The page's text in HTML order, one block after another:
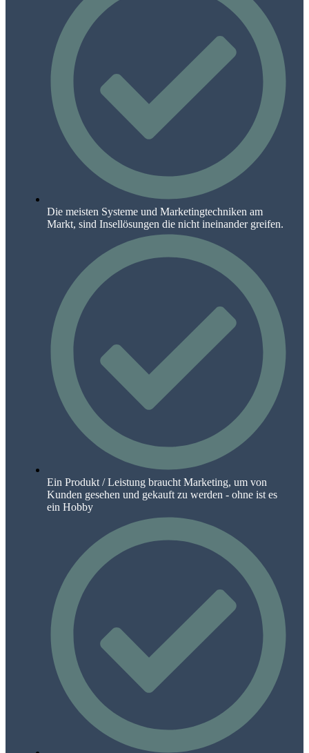
Die meisten Systeme und Marketingtechniken am
Markt, sind Insellösungen die nicht ineinander greifen.
Ein Produkt / Leistung braucht Marketing, um von
Kunden gesehen und gekauft zu werden - ohne ist es
ein Hobby